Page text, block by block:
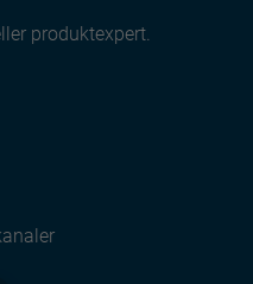
produktexpert.